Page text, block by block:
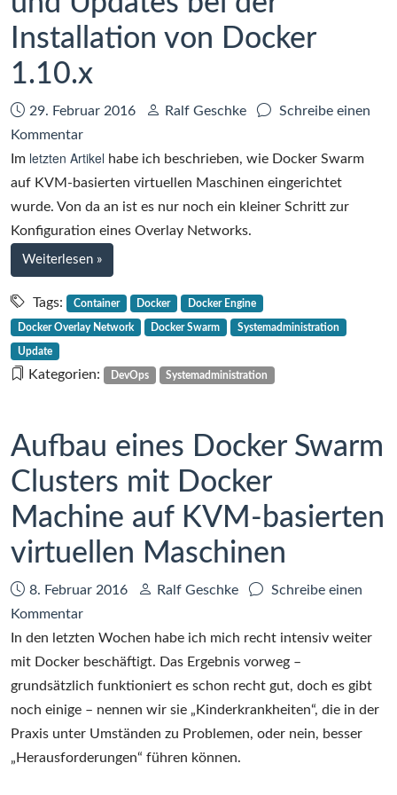
Teil
1
Installation von Docker
1.10.x
Datum:
29. Februar 2016 Autor:
Ralf Geschke
Schreibe einen
Kommentarzu
Docker
Overlay
Network
und
Updates
bei
der
Installation
Docker
Im letzten Artikel habe ich beschrieben, wie Docker Swarm
auf KVM-basierten virtuellen Maschinen eingerichtet
wurde. Von da an ist es nur noch ein kleiner Schritt zur
Konfiguration eines Overlay Networks.
Weiterlesen bei
Docker
Overlay
Network
Updates
bei
von
1.10.x
»
Tags: Container Docker Docker Engine
Docker Overlay Network Docker Swarm Systemadministration
Update
Kategorien: DevOps Systemadministration
Aufbau eines Docker Swarm
Clusters mit Docker
Machine auf KVM-basierten
virtuellen Maschinen
Datum:
8. Februar 2016 Autor:
Ralf Geschke
Schreibe einen
Kommentarzu
Aufbau
eines
Docker
Swarm
Clusters
mit
In den letzten Wochen habe ich mich recht intensiv weiter
mit Docker beschäftigt. Das Ergebnis vorweg –
grundsätzlich funktioniert es schon recht gut, doch es gibt
noch einige – nennen wir sie „Kinderkrankheiten“, die in der
Praxis unter Umständen zu Problemen, oder nein, besser
„Herausforderungen“ führen können.